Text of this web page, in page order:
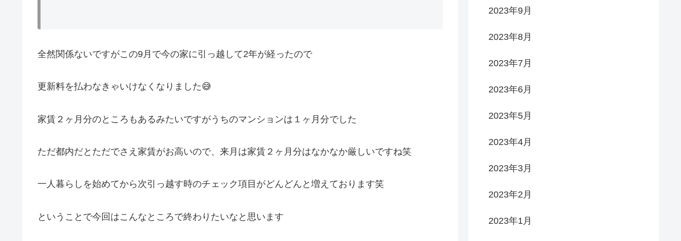
全然関係ないですがこの9月で今の家に引っ越して2年が経ったので
更新料を払わなきゃいけなくなりました😅
家賃２ヶ月分のところもあるみたいですがうちのマンションは１ヶ月分でした
ただ都内だとただでさえ家賃がお高いので、来月は家賃２ヶ月分はなかなか厳しいですね笑
一人暮らしを始めてから次引っ越す時のチェック項目がどんどんと増えております笑
ということで今回はこんなところで終わりたいなと思います
2023年9月
2023年8月
2023年7月
2023年6月
2023年5月
2023年4月
2023年3月
2023年2月
2023年1月